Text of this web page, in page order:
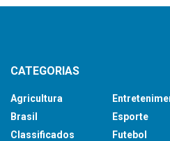
CATEGORIAS
Agricultura
Brasil
Classificados
Esporte
Futebol